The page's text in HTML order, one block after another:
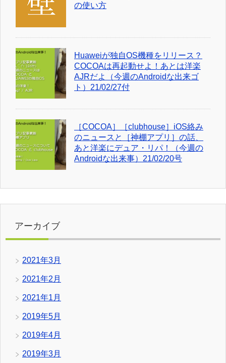
の使い方
Huaweiが独自OS機種をリリース？
COCOAは再起動せよ！あとは洋楽
AJRだよ（今週のAndroidな出来ゴ
ト）21/02/27付
［COCOA］［clubhouse］iOS絡み
のニュースと［神棚アプリ］の話、
あと洋楽にデュア・リパ！（今週の
Androidな出来事）21/02/20号
アーカイブ
2021年3月
2021年2月
2021年1月
2019年5月
2019年4月
2019年3月